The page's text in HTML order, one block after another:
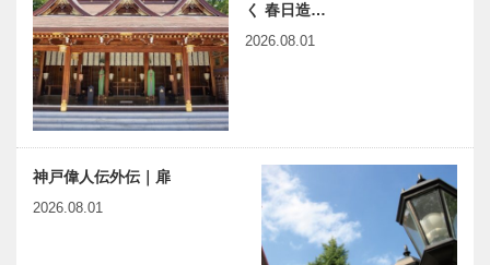
く 春日造…
2026.08.01
神戸偉人伝外伝｜扉
2026.08.01